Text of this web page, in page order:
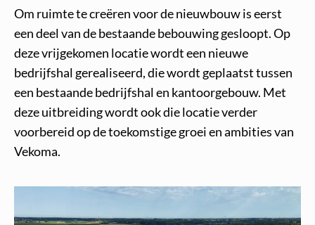
Om ruimte te creëren voor de nieuwbouw is eerst
een deel van de bestaande bebouwing gesloopt. Op
deze vrijgekomen locatie wordt een nieuwe
bedrijfshal gerealiseerd, die wordt geplaatst tussen
een bestaande bedrijfshal en kantoorgebouw. Met
deze uitbreiding wordt ook die locatie verder
voorbereid op de toekomstige groei en ambities van
Vekoma.